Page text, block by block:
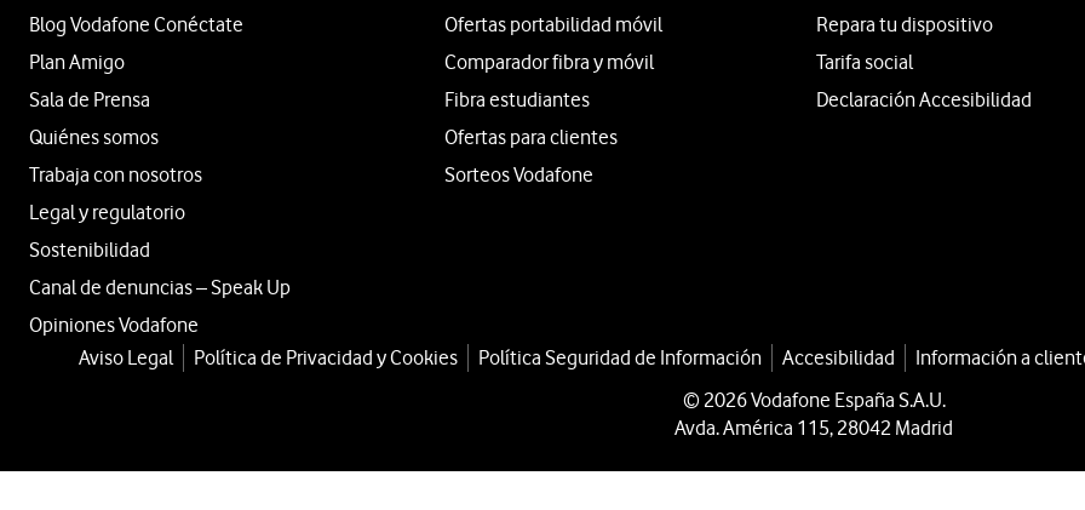
Blog Vodafone Conéctate
Plan Amigo
Sala de Prensa
Quiénes somos
Trabaja con nosotros
Legal y regulatorio
Sostenibilidad
Canal de denuncias – Speak Up
Opiniones Vodafone
Ofertas portabilidad móvil
Comparador fibra y móvil
Fibra estudiantes
Ofertas para clientes
Sorteos Vodafone
Repara tu dispositivo
Tarifa social
Declaración Accesibilidad
Aviso Legal Política de Privacidad y Cookies Política Seguridad de Información Accesibilidad Información a
© 2026 Vodafone España S.A.U.
Avda. América 115, 28042 Madrid